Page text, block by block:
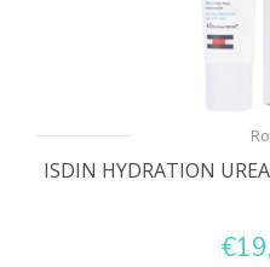
ISDIN HYDRATION